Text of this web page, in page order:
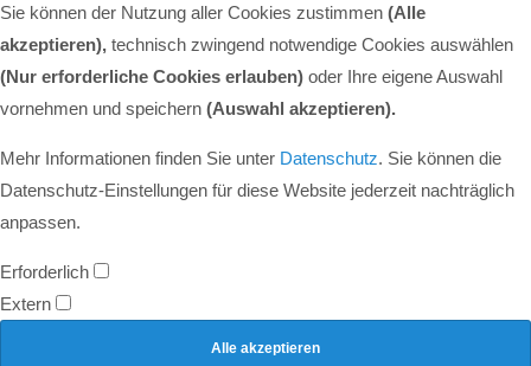
Sie können der Nutzung aller Cookies zustimmen (Alle
akzeptieren), technisch zwingend notwendige Cookies auswählen
(Nur erforderliche Cookies erlauben) oder Ihre eigene Auswahl
vornehmen und speichern (Auswahl akzeptieren).
Mehr Informationen finden Sie unter Datenschutz. Sie können die
Datenschutz-Einstellungen für diese Website jederzeit nachträglich
anpassen.
Erforderlich
Extern